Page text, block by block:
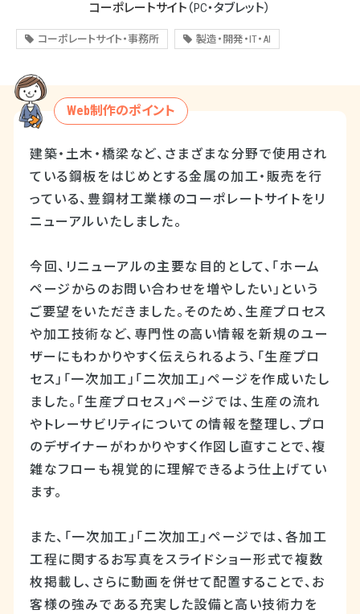
コーポレートサイト （PC・タブレット）
コーポレートサイト・事務所 製造・開発・IT・AI
Web制作のポイント
建築・土木・橋梁など、さまざまな分野で使用され
ている鋼板をはじめとする金属の加工・販売を行
っている、豊鋼材工業様のコーポレートサイトをリ
ニューアルいたしました。
今回、リニューアルの主要な目的として、「ホーム
ページからのお問い合わせを増やしたい」という
ご要望をいただきました。そのため、生産プロセス
や加工技術など、専門性の高い情報を新規のユー
ザーにもわかりやすく伝えられるよう、「生産プロ
セス」「一次加工」「二次加工」ページを作成いたし
ました。「生産プロセス」ページでは、生産の流れ
やトレーサビリティについての情報を整理し、プロ
のデザイナーがわかりやすく作図し直すことで、複
雑なフローも視覚的に理解できるよう仕上げてい
ます。
また、「一次加工」「二次加工」ページでは、各加工
工程に関するお写真をスライドショー形式で複数
枚掲載し、さらに動画を併せて配置することで、お
客様の強みである充実した設備と高い技術力を